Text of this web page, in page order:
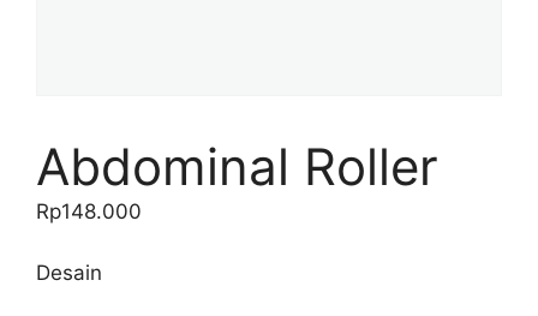
Abdominal Roller
Rp148.000
Desain